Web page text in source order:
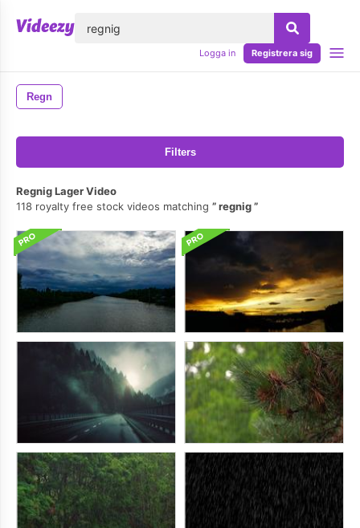
Logga in Registrera sig
Regn
Filters
Regnig Lager Video
118 royalty free stock videos matching
regnig